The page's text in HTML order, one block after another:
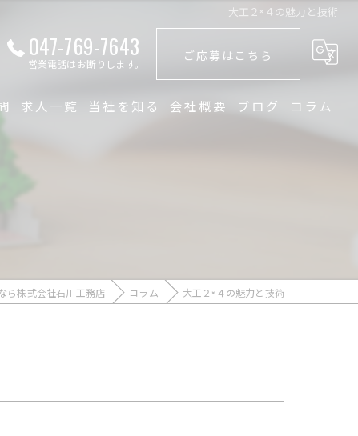
大工２×４の魅力と技術
047-769-7643
営業電話はお断りします。 ご応募はこちら
求人一覧 当社を知る 会社概要 ブログ コラム
ら株式会社石川工務店 コラム 大工２×４の魅力と技術